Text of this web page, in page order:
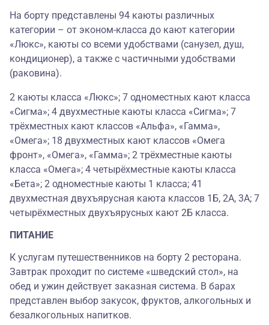
На борту представлены 94 каюты различных
категории – от эконом-класса до кают категории
«Люкс», каюты со всеми удобствами (санузел, душ,
кондиционер), а также с частичными удобствами
(раковина).
2 каюты класса «Люкс»; 7 одноместных кают класса
«Сигма»; 4 двухместные каюты класса «Сигма»; 7
трёхместных кают классов «Альфа», «Гамма»,
«Омега»; 18 двухместных кают классов «Омега
фронт», «Омега», «Гамма»; 2 трёхместные каюты
класса «Омега»; 4 четырёхместные каюты класса
«Бета»; 2 одноместные каюты 1 класса; 41
двухместная двухъярусная каюта классов 1Б, 2А, 3А; 7
четырёхместных двухъярусных кают 2Б класса.
ПИТАНИЕ
К услугам путешественников на борту 2 ресторана.
Завтрак проходит по системе «шведский стол», на
обед и ужин действует заказная система. В барах
представлен выбор закусок, фруктов, алкогольных и
безалкогольных напитков.